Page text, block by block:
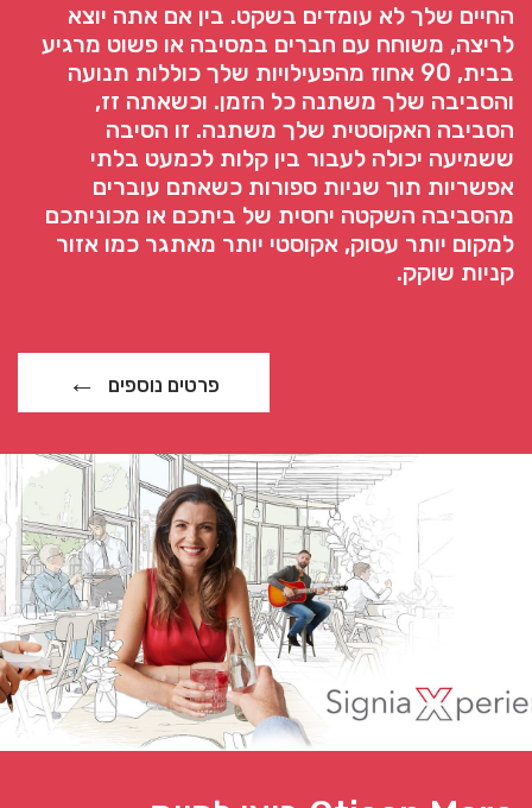
החיים שלך לא עומדים בשקט. בין אם אתה יוצא
לריצה, משוחח עם חברים במסיבה או פשוט מרגיע
בבית, 90 אחוז מהפעילויות שלך כוללות תנועה
והסביבה שלך משתנה כל הזמן. וכשאתה זז,
הסביבה האקוסטית שלך משתנה. זו הסיבה
ששמיעה יכולה לעבור בין קלות לכמעט בלתי
אפשריות תוך שניות ספורות כשאתם עוברים
מהסביבה השקטה יחסית של ביתכם או מכוניתכם
למקום יותר עסוק, אקוסטי יותר מאתגר כמו אזור
קניות שוקק.
פרטים נוספים